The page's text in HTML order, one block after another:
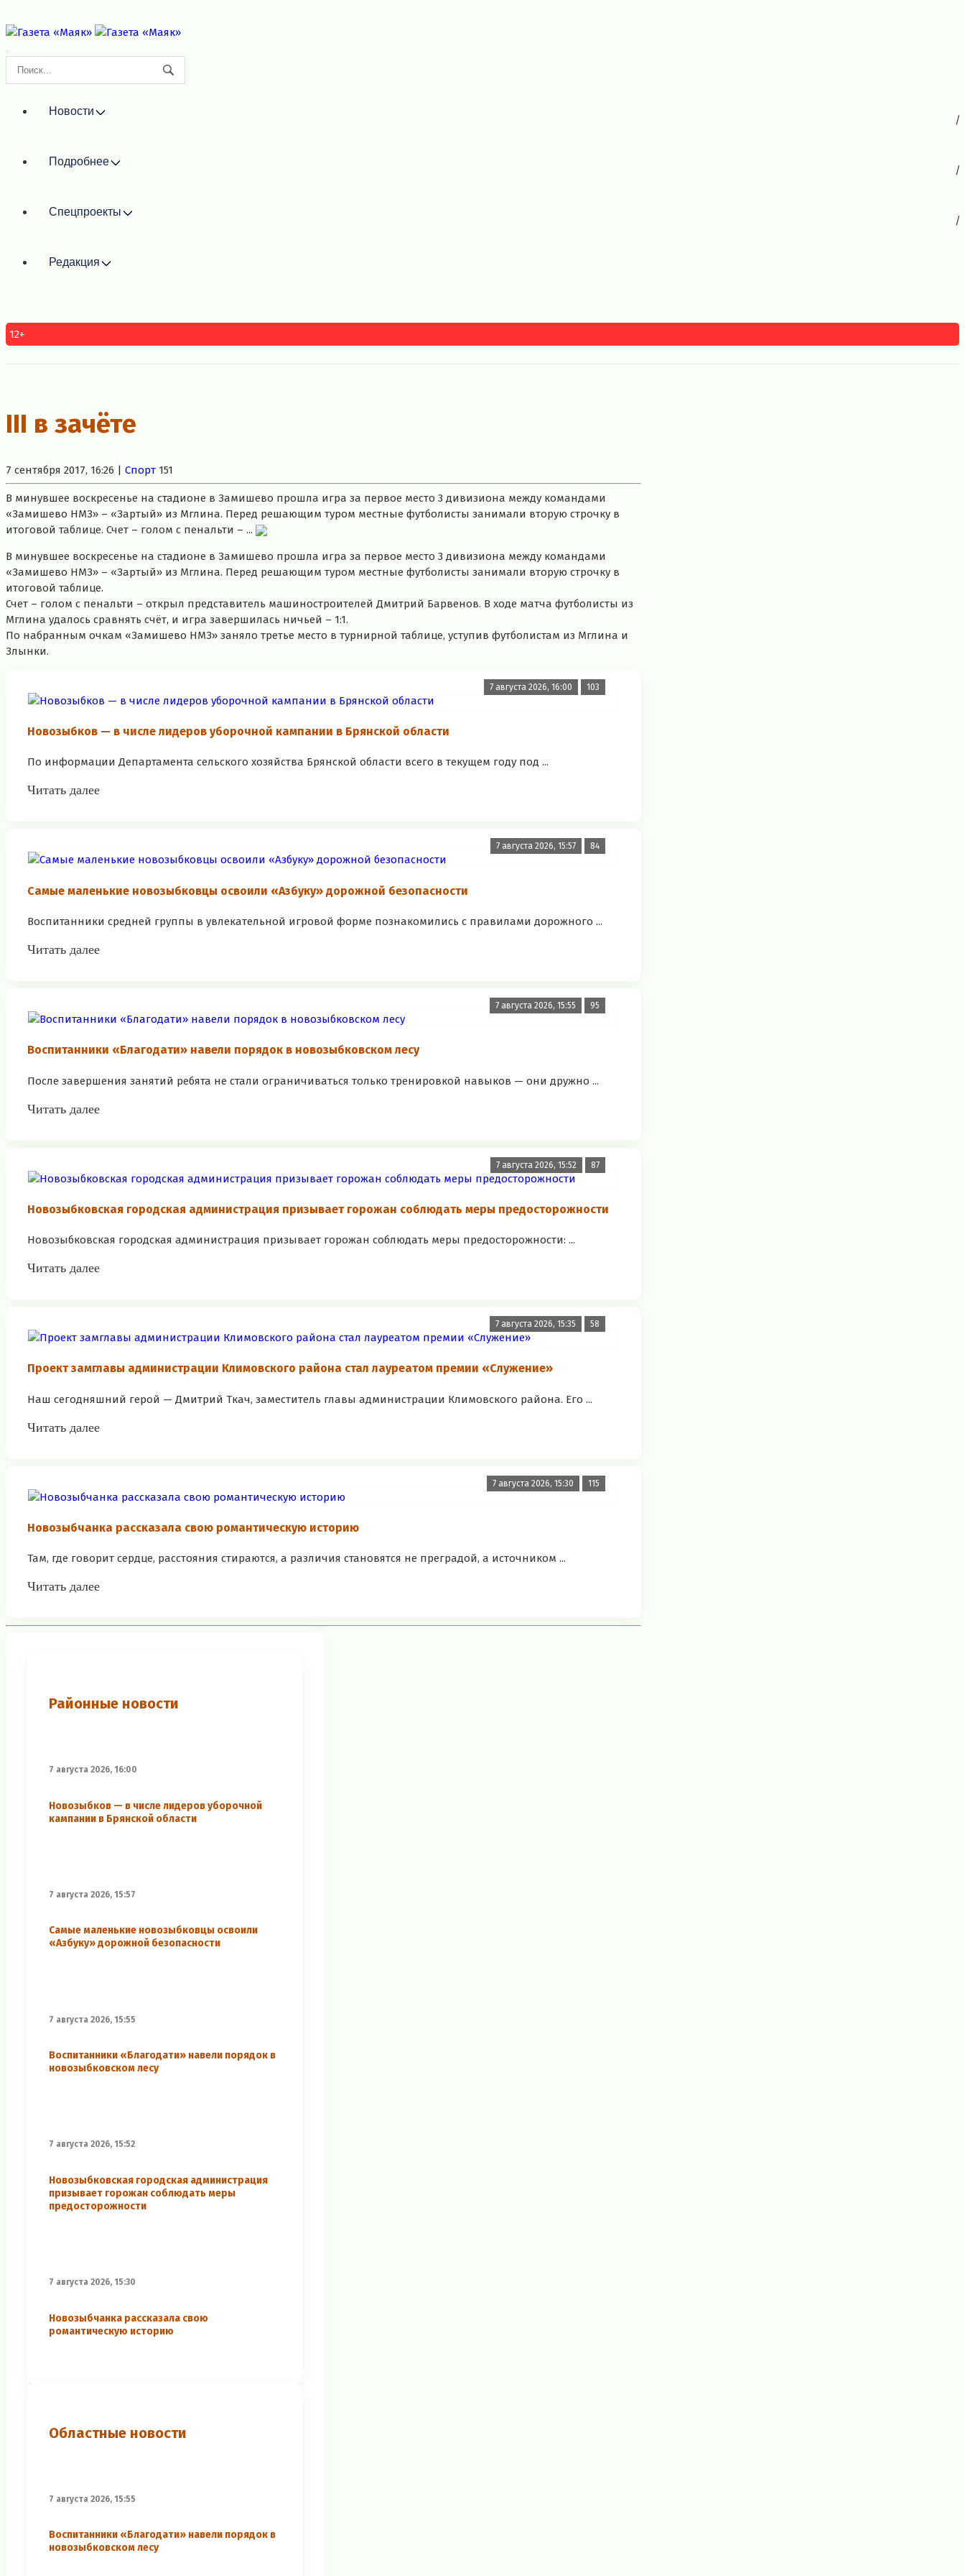
Новости
Подробнее
Спецпроекты
Редакция
12+
III в зачёте
7 сентября 2017, 16:26 | Спорт 151
В минувшее воскресенье на стадионе в Замишево прошла игра за первое место 3 дивизиона между командами
«Замишево НМЗ» – «Зартый» из Мглина. Перед решающим туром местные футболисты занимали вторую строчку в
итоговой таблице. Счет – голом с пенальти – ...
В минувшее воскресенье на стадионе в Замишево прошла игра за первое место 3 дивизиона между командами
«Замишево НМЗ» – «Зартый» из Мглина. Перед решающим туром местные футболисты занимали вторую строчку в
итоговой таблице.
Счет – голом с пенальти – открыл представитель машиностроителей Дмитрий Барвенов. В ходе матча футболисты из
Мглина удалось сравнять счёт, и игра завершилась ничьей – 1:1.
По набранным очкам «Замишево НМЗ» заняло третье место в турнирной таблице, уступив футболистам из Мглина и
Злынки.
7 августа 2026, 16:00 103
Новозыбков — в числе лидеров уборочной кампании в Брянской области
По информации Департамента сельского хозяйства Брянской области всего в текущем году под ...
Читать далее
7 августа 2026, 15:57 84
Самые маленькие новозыбковцы освоили «Азбуку» дорожной безопасности
Воспитанники средней группы в увлекательной игровой форме познакомились с правилами дорожного ...
Читать далее
7 августа 2026, 15:55 95
Воспитанники «Благодати» навели порядок в новозыбковском лесу
После завершения занятий ребята не стали ограничиваться только тренировкой навыков — они дружно ...
Читать далее
7 августа 2026, 15:52 87
Новозыбковская городская администрация призывает горожан соблюдать меры предосторожности
Новозыбковская городская администрация призывает горожан соблюдать меры предосторожности: ...
Читать далее
7 августа 2026, 15:35 58
Проект замглавы администрации Климовского района стал лауреатом премии «Служение»
Наш сегодняшний герой — Дмитрий Ткач, заместитель главы администрации Климовского района. Его ...
Читать далее
7 августа 2026, 15:30 115
Новозыбчанка рассказала свою романтическую историю
Там, где говорит сердце, расстояния стираются, а различия становятся не преградой, а источником ...
Читать далее
Районные новости
7 августа 2026, 16:00
Новозыбков — в числе лидеров уборочной
кампании в Брянской области
7 августа 2026, 15:57
Самые маленькие новозыбковцы освоили
«Азбуку» дорожной безопасности
7 августа 2026, 15:55
Воспитанники «Благодати» навели порядок в
новозыбковском лесу
7 августа 2026, 15:52
Новозыбковская городская администрация
призывает горожан соблюдать меры
предосторожности
7 августа 2026, 15:30
Новозыбчанка рассказала свою
романтическую историю
Областные новости
7 августа 2026, 15:55
Воспитанники «Благодати» навели порядок в
новозыбковском лесу